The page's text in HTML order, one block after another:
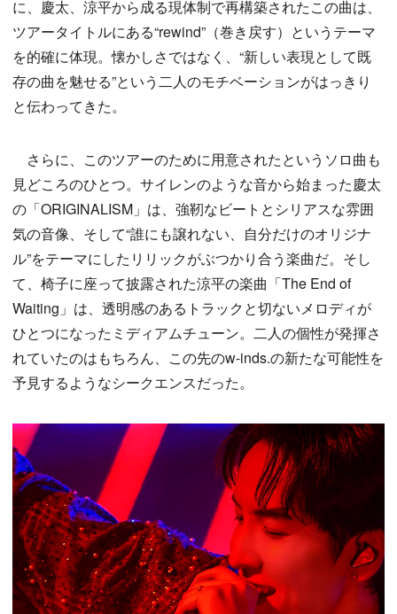
に、慶太、涼平から成る現体制で再構築されたこの曲は、
ツアータイトルにある“rewind”（巻き戻す）というテーマ
を的確に体現。懐かしさではなく、“新しい表現として既
存の曲を魅せる”という二人のモチベーションがはっきり
と伝わってきた。
さらに、このツアーのために用意されたというソロ曲も
見どころのひとつ。サイレンのような音から始まった慶太
の「ORIGINALISM」は、強靭なビートとシリアスな雰囲
気の音像、そして“誰にも譲れない、自分だけのオリジナ
ル”をテーマにしたリリックがぶつかり合う楽曲だ。そし
て、椅子に座って披露された涼平の楽曲「The End of
Waiting」は、透明感のあるトラックと切ないメロディが
ひとつになったミディアムチューン。二人の個性が発揮さ
れていたのはもちろん、この先のw-inds.の新たな可能性を
予見するようなシークエンスだった。